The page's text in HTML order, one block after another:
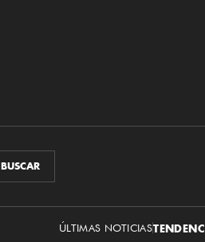
BUSCAR
ÚLTIMAS NOTICIAS